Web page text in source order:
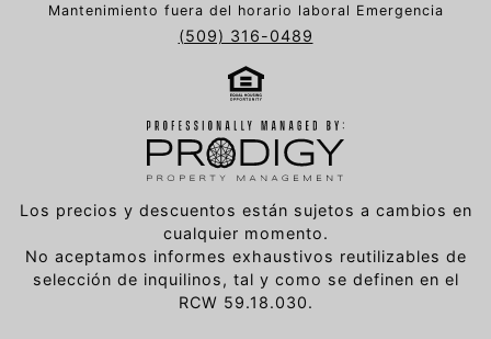
Mantenimiento fuera del horario laboral Emergencia
(509) 316-0489
Los precios y descuentos están sujetos a cambios en
cualquier momento.
No aceptamos informes exhaustivos reutilizables de
selección de inquilinos, tal y como se definen en el
RCW 59.18.030.